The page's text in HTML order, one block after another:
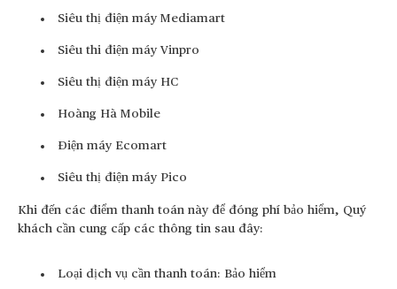
Siêu thị điện máy Mediamart
Siêu thi điện máy Vinpro
Siêu thị điện máy HC
Hoàng Hà Mobile
Điện máy Ecomart
Siêu thị điện máy Pico
Khi đến các điểm thanh toán này để đóng phí bảo hiểm, Quý
khách cần cung cấp các thông tin sau đây:
Loại dịch vụ cần thanh toán: Bảo hiểm